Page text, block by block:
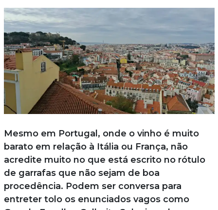
Mesmo em Portugal, onde o vinho é muito
barato em relação à Itália ou França, não
acredite muito no que está escrito no rótulo
de garrafas que não sejam de boa
procedência. Podem ser conversa para
entreter tolo os enunciados vagos como